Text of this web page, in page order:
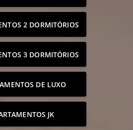
2 DORMITÓRIOS
3 DORMITÓRIOS
DE LUXO
JK